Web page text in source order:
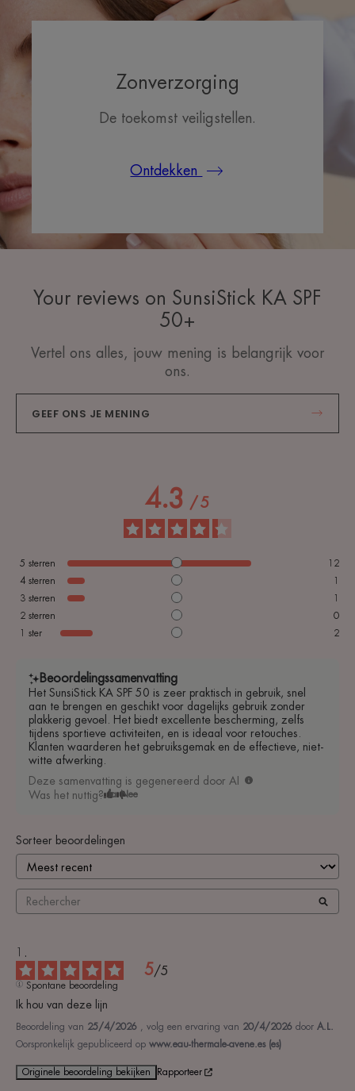
Zonverzorging
De toekomst veiligstellen.
Ontdekken
Your reviews on SunsiStick KA SPF
50+
Vertel ons alles, jouw mening is belangrijk voor
ons.
GEEF ONS JE MENING
4.3 / 5
5 sterren
12
4 sterren
3 sterren
2 sterren
0
ster 2
Beoordelingssamenvatting
Het SunsiStick KA SPF 50 is zeer praktisch in gebruik, snel
aan te brengen en geschikt voor dagelijks gebruik zonder
plakkerig gevoel. Het biedt excellente bescherming, zelfs
tijdens sportieve activiteiten, en is ideaal voor retouches.
Klanten waarderen het gebruiksgemak en de effectieve, niet-
witte afwerking.
Deze samenvatting is gegenereerd door AI
Was het nuttig?
Ja Nee
Sorteer beoordelingen
5/5
Spontane beoordeling
Ik hou van deze lijn
Beoordeling van 25/4/2026 , volg een ervaring van 20/4/2026 door A.L.
Oorspronkelijk gepubliceerd op www.eau-thermale-avene.es (es)
Originele beoordeling bekijken Rapporteer